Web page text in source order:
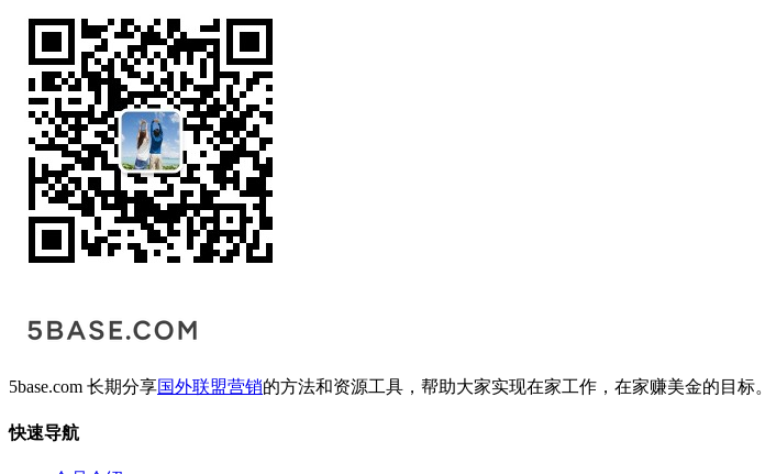
5base.com 长期分享国外联盟营销的方法和资源工具，帮助大家实现在家工作，在家赚美金的目标。
快速导航